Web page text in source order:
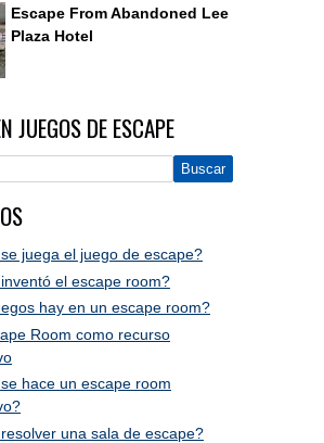
Escape From Abandoned Lee
Plaza Hotel
JUEGOS DE ESCAPE
juega el juego de escape?
el escape room?
hay en un escape room?
Room como recurso
hace un escape room
una sala de escape?